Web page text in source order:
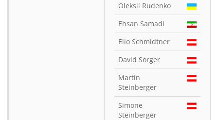
Oleksii Rudenko
Ehsan Samadi
Elio Schmidtner
David Sorger
Martin
Steinberger
Simone
Steinberger